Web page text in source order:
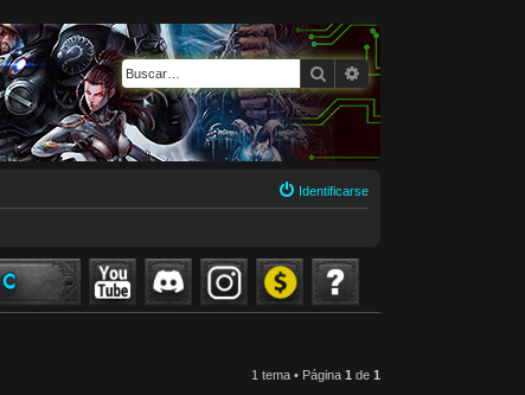
BuscarBúsqueda avanzada
Identificarse
1 tema • Página 1 de 1